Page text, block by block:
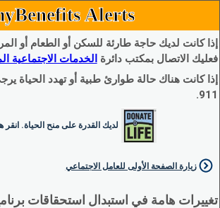
Alerts
إذا كانت لديك حاجة طارئة للسكن أو الطعام أو
فعليك الاتصال بمكتب دائرة الخدمات الاجتماعية
إذا كانت هناك حالة طوارئ طبية أو تهدد الحياة
911.
لديك القدرة على منح الحياة. انقر
زيارة الصفحة الأولى للعامل الاجتماعي
تغييرات هامة في استبدال استحقاقات